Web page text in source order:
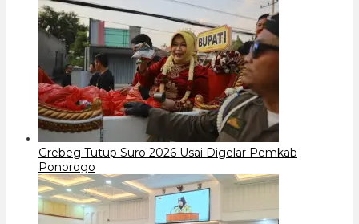
Grebeg Tutup Suro 2026 Usai Digelar Pemkab
Ponorogo